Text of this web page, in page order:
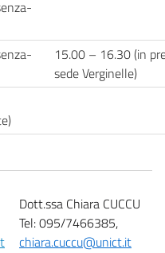
15.00 – 16.30 (in
sede Verginelle)
Dott.ssa Chiara CUCCU
Tel: 095/7466385,
chiara.cuccu@unict.it